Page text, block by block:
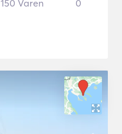
150 Varen 0